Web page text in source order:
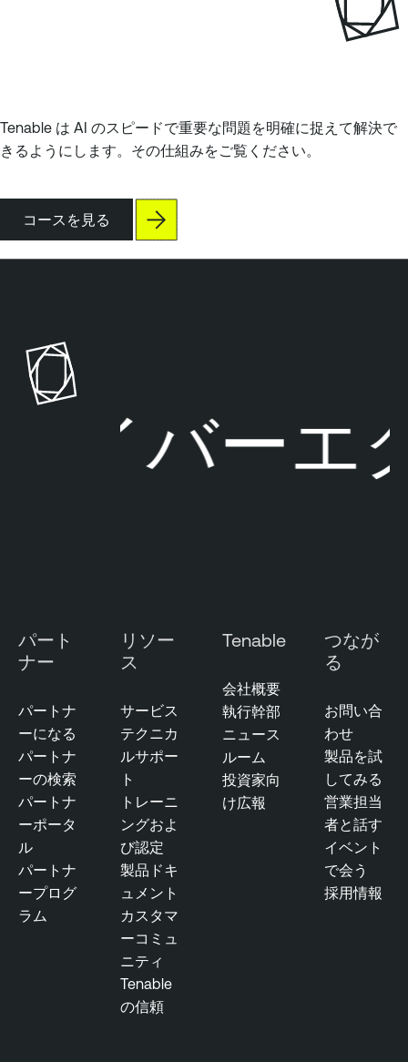
Tenable は AI のスピードで重要な問題を明確に捉えて解決で
きるようにします。その仕組みをご覧ください。
コースを見る
a
b
l
バーエク
パート
ナー
パートナ
ーになる
パートナ
ーの検索
パートナ
ーポータ
ル
パートナ
ープログ
ラム
リソー
ス
サービス
テクニカ
ルサポー
ト
トレーニ
ングおよ
び認定
製品ドキ
ュメント
カスタマ
ーコミュ
ニティ
Tenable
の信頼
Tenable
会社概要
執行幹部
ニュース
ルーム
投資家向
け広報
つなが
る
お問い合
わせ
製品を試
してみる
営業担当
者と話す
イベント
で会う
採用情報